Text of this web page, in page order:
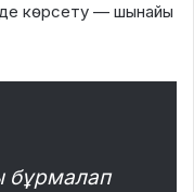
көрсету — шынайы
бұрмалап